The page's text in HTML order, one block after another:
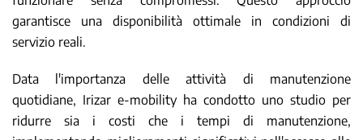
garantisce una disponibilità ottimale in condizioni di
servizio reali.
Data l'importanza delle attività di manutenzione
quotidiane, Irizar e-mobility ha condotto uno studio per
ridurre sia i costi che i tempi di manutenzione,